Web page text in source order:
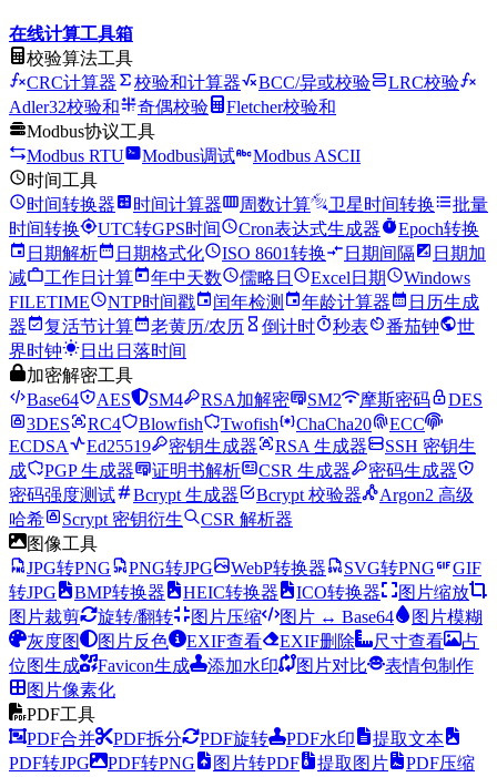
在线计算工具箱
校验算法工具
CRC计算器
校验和计算器 BCC/异或校验
LRC校验
Adler32校验和
奇偶校验
Fletcher校验和
Modbus协议工具
Modbus RTU
Modbus调试
Modbus ASCII
时间工具
时间转换器
时间计算器 周数计算 卫星时间转换
批量
时间转换
UTC转GPS时间 Cron表达式生成器
Epoch转换
日期解析
日期格式化 ISO 8601转换 日期间隔
日期加
减
工作日计算 年中天数 儒略日 Excel日期
Windows
FILETIME
NTP时间戳 闰年检测 年龄计算器
日历生成
器
复活节计算 老黄历/农历 倒计时 秒表 番茄钟
世
界时钟
日出日落时间
加密解密工具
Base64
AES SM4 RSA加解密 SM2 摩斯密码
DES
3DES
RC4 Blowfish Twofish ChaCha20
ECC
ECDSA
Ed25519 密钥生成器 RSA 生成器
SSH 密钥生
成
PGP 生成器 证明书解析 CSR 生成器
密码生成器
密码强度测试
Bcrypt 生成器 Bcrypt 校验器
Argon2 高级
哈希
Scrypt 密钥衍生
CSR 解析器
图像工具
JPG转PNG
PNG转JPG WebP转换器 SVG转PNG
GIF
转JPG
BMP转换器 HEIC转换器 ICO转换器
图片缩放
图片裁剪
旋转/翻转 图片压缩 图片 ↔ Base64
图片模糊
灰度图
图片反色 EXIF查看 EXIF删除 尺寸查看
占
位图生成
Favicon生成 添加水印 图片对比
表情包制作
图片像素化
PDF工具
PDF合并
PDF拆分 PDF旋转 PDF水印
提取文本
PDF转JPG
PDF转PNG 图片转PDF 提取图片
PDF压缩